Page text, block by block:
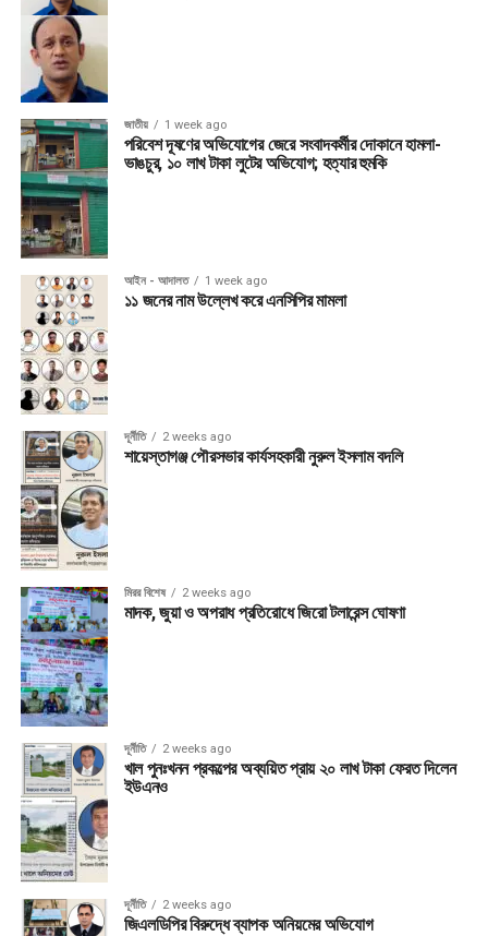
জাতীয় 1 week ago
পরিবেশ দূষণের অভিযোগের জেরে সংবাদকর্মীর দোকানে হামলা-
ভাঙচুর, ১০ লাখ টাকা লুটের অভিযোগ; হত্যার হুমকি
আইন - আদালত 1 week ago
১১ জনের নাম উল্লেখ করে এনসিপির মামলা
দূর্নীতি 2 weeks ago
শায়েস্তাগঞ্জ পৌরসভার কার্যসহকারী নুরুল ইসলাম বদলি
মিরর বিশেষ 2 weeks ago
মাদক, জুয়া ও অপরাধ প্রতিরোধে জিরো টলারেন্স ঘোষণা
দূর্নীতি 2 weeks ago
খাল পুনঃখনন প্রকল্পের অব্যয়িত প্রায় ২০ লাখ টাকা ফেরত দিলেন
ইউএনও
দূর্নীতি 2 weeks ago
জিএলডিপির বিরুদ্ধে ব্যাপক অনিয়মের অভিযোগ